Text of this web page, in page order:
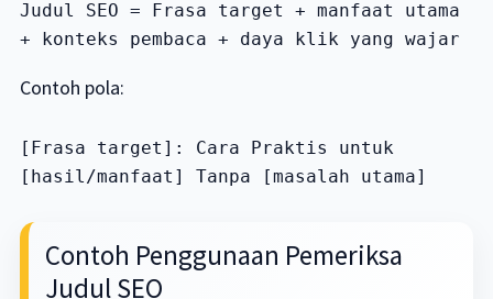
Judul SEO = Frasa target + manfaat utama
+ konteks pembaca + daya klik yang wajar
Contoh pola:
[Frasa target]: Cara Praktis untuk
[hasil/manfaat] Tanpa [masalah utama]
Contoh Penggunaan Pemeriksa
Judul SEO